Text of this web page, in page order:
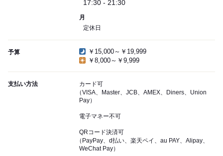
17:30 - 21:30
月
定休日
予算
￥15,000～￥19,999
￥8,000～￥9,999
支払い方法
カード可
（VISA、Master、JCB、AMEX、Diners、Union
Pay）
電子マネー不可
QRコード決済可
（PayPay、d払い、楽天ペイ、au PAY、Alipay、
WeChat Pay）